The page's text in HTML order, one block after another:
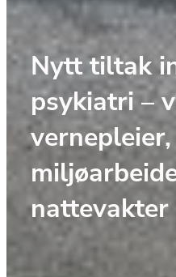
Nytt tiltak
psykiatri –
vernepleier,
nattevakter